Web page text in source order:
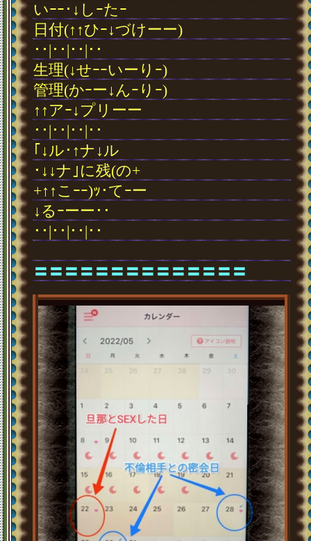
いｰｰ･↓しｰたｰ
日付(↑↑ひｰ↓づけーー)
･･|･･|･･|･･
生理(↓せｰｰいーりｰ)
管理(かｰー↓んｰりｰ)
↑↑アｰ↓プリーー
･･|･･|･･|･･
｢↓ル･↑ナ↓ル
･↓↓ナ｣に残(の+
+↑↑こｰｰ)ｯ･てｰー
↓るｰーー･･
･･|･･|･･|･･
〓〓〓〓〓〓〓〓〓〓〓〓〓〓